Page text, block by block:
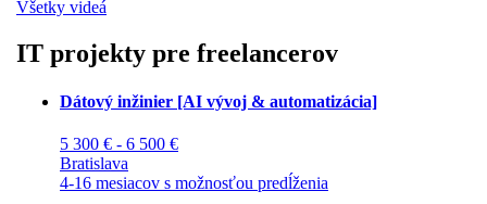
Všetky videá
IT projekty pre freelancerov
Dátový inžinier [AI vývoj & automatizácia]
5 300 € - 6 500 €
Bratislava
4-16 mesiacov s možnosťou predĺženia